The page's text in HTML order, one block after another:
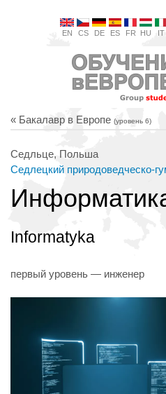
EN CS DE ES FR HU IT
« Бакалавр в Европе (уровень 6)
Седльце, Польша
Седлецкий природоведческо-
Informatyka
первый уровень — инженер